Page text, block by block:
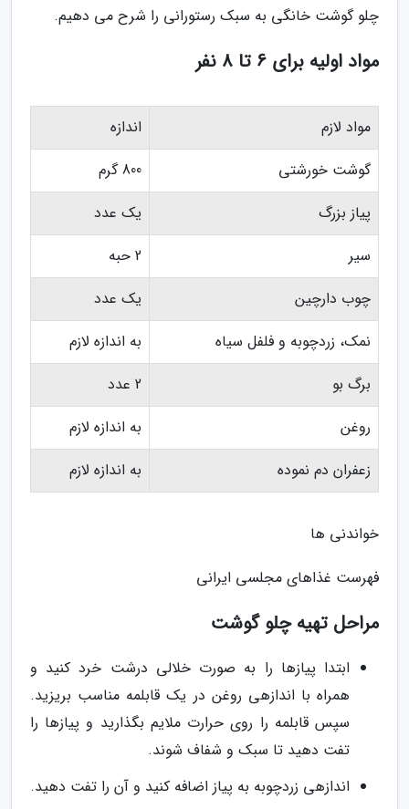
چلو گوشت خانگی به سبک رستورانی را شرح می دهیم.
مواد اولیه برای 6 تا 8 نفر
مواد لازم
اندازه
گوشت خورشتی
800 گرم
پیاز بزرگ
یک عدد
سیر
2 حبه
چوب دارچین
یک عدد
نمک، زردچوبه و فلفل سیاه
به اندازه لازم
برگ بو
2 عدد
روغن
به اندازه لازم
زعفران دم نموده
به اندازه لازم
خواندنی ها
فهرست غذاهای مجلسی ایرانی
مراحل تهیه چلو گوشت
ابتدا پیازها را به صورت خلالی درشت خرد کنید و
همراه با اندازهی روغن در یک قابلمه مناسب بریزید.
سپس قابلمه را روی حرارت ملایم بگذارید و پیازها را
تفت دهید تا سبک و شفاف شوند.
اندازهی زردچوبه به پیاز اضافه کنید و آن را تفت دهید.